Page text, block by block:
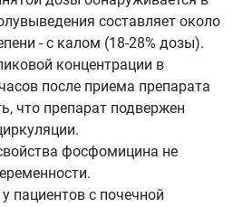
составляет около
- с калом (18-28% дозы).
концентрации в
после приема препарата
что препарат подвержен
фосфомицина не
пациентов с почечной